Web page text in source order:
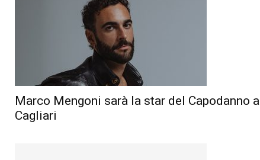
Marco Mengoni sarà la star del Capodanno a
Cagliari